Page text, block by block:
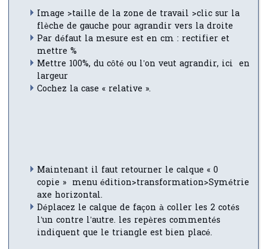
Image >taille de la zone de travail >clic sur la
flèche de gauche pour agrandir vers la droite
Par défaut la mesure est en cm : rectifier et
mettre %
Mettre 100%, du côté ou l’on veut agrandir, ici en
largeur
Cochez la case « relative ».
Maintenant il faut retourner le calque « 0
copie » menu édition>transformation>Symétrie
axe horizontal.
Déplacez le calque de façon à coller les 2 cotés
l’un contre l’autre. les repères commentés
indiquent que le triangle est bien placé.